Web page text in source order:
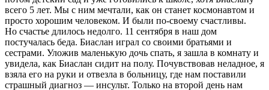
всего 5 лет. Мы с ним мечтали, как он станет космонавтом и
просто хорошим человеком. И были по-своему счастливы.
Но счастье длилось недолго. 11 сентября в наш дом
постучалась беда. Биаслан играл со своими братьями и
сестрами. Уложив маленькую дочь спать, я зашла в комнату и
увидела, как Биаслан сидит на полу. Почувствовав неладное, я
взяла его на руки и отвезла в больницу, где нам поставили
страшный диагноз — инсульт. Только на второй день нам